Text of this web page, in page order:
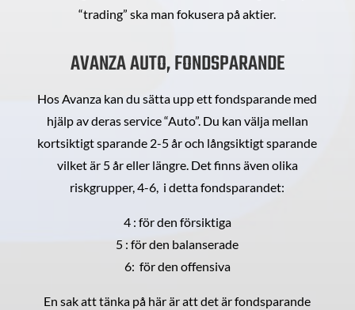
“trading” ska man fokusera på aktier.
AVANZA AUTO, FONDSPARANDE
Hos Avanza kan du sätta upp ett fondsparande med
hjälp av deras service “Auto”. Du kan välja mellan
kortsiktigt sparande 2-5 år och långsiktigt sparande
vilket är 5 år eller längre. Det finns även olika
riskgrupper, 4-6, i detta fondsparandet:
4 : för den försiktiga
5 : för den balanserade
6: för den offensiva
En sak att tänka på här är att det är fondsparande